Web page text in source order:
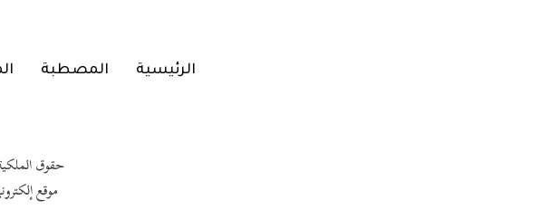
الرئيسية المصطبة
حقوق الملكية والتشغيل
موقع